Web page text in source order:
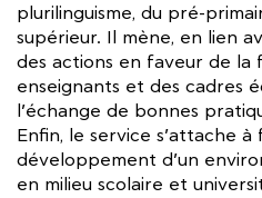
plurilinguisme, du pré-
supérieur. Il mène, en lien
des actions en faveur de la
enseignants et des cadres
l’échange de bonnes
Enfin, le service s’attache à
développement d’un
en milieu scolaire et